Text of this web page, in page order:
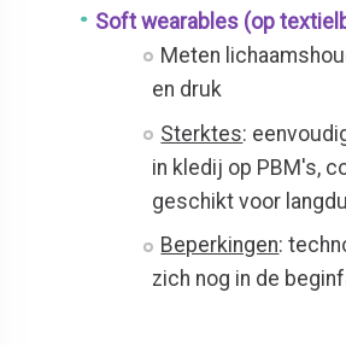
Soft wearables (op
Meten
en druk
Sterktes:
in kledij op PBM's,
geschikt voor
Beperkingen:
zich nog in de